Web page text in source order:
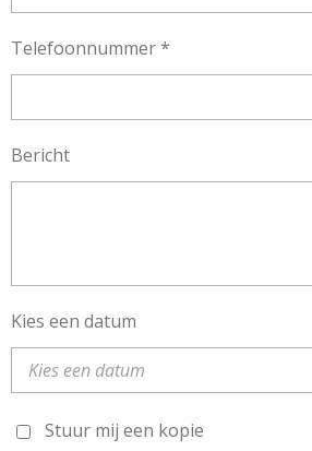
Telefoonnummer *
Bericht
Kies een datum
Stuur mij een kopie